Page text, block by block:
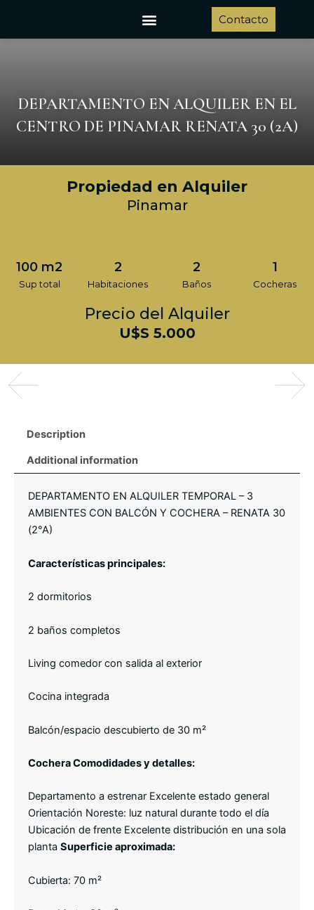
contenido
Menu Contacto
DEPARTAMENTO EN ALQUILER EN EL
CENTRO DE PINAMAR RENATA 30 (2A)
Propiedad en Alquiler
Pinamar
100 m2
Sup total
2
Habitaciones
2
Baños
1
Cocheras
Precio del Alquiler
U$S 5.000
Description
Additional information
DEPARTAMENTO EN ALQUILER TEMPORAL – 3
AMBIENTES CON BALCÓN Y COCHERA – RENATA 30
(2°A)
Características principales:
2 dormitorios
2 baños completos
Living comedor con salida al exterior
Cocina integrada
Balcón/espacio descubierto de 30 m²
Cochera Comodidades y detalles:
Departamento a estrenar Excelente estado general
Orientación Noreste: luz natural durante todo el día
Ubicación de frente Excelente distribución en una sola
planta Superficie aproximada:
Cubierta: 70 m²